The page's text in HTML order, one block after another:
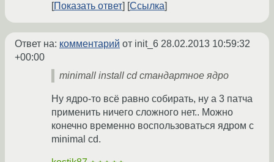
Показать ответ
Ссылка
Ответ на: комментарий от init_6 28.02.2013 10:59:32
+00:00
minimall install cd стандартное ядро
Ну ядро-то всё равно собирать, ну а 3 патча
применить ничего сложного нет.. Можно
конечно временно воспользоваться ядром с
minimal cd.